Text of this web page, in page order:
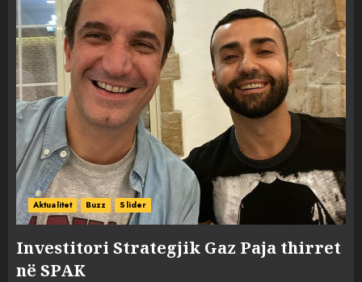
Aktualitet Buzz Slider
Investitori Strategjik Gaz Paja thirret
në SPAK